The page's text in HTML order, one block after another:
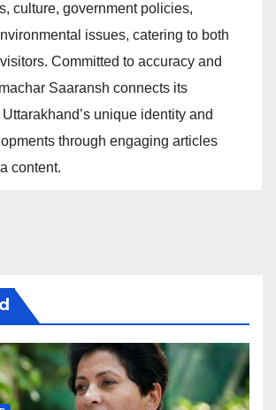
culture, government policies,
issues, catering to both
Committed to accuracy and
Saaransh connects its
unique identity and
through engaging articles
content.